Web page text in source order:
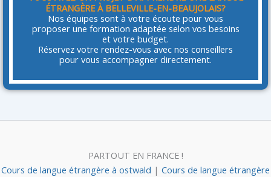
ÉTRANGÈRE À BELLEVILLE-EN-BEAUJOLAIS?
Nos équipes sont à votre écoute pour vous
proposer une formation adaptée selon vos besoins
et votre budget.
Réservez votre rendez-vous avec nos conseillers
pour vous accompagner directement.
PARTOUT EN FRANCE !
Cours de langue étrangère à ostwald | Cours de langue étrangère